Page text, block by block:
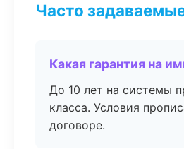
Часто
Какая гарантия на
До 10 лет на системы
класса. Условия
договоре.